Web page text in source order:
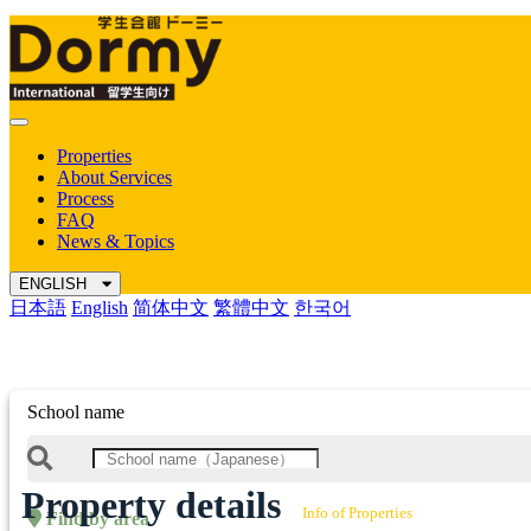
Mobile
Properties
About Services
Process
FAQ
News & Topics
ENGLISH
日本語 English 简体中文 繁體中文 한국어
School name
Find by area
Property details Info of Properties